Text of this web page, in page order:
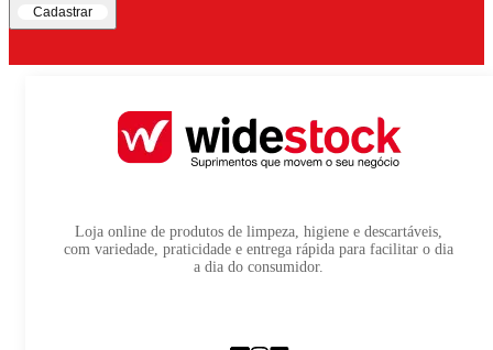
Cadastrar
Loja online de produtos de limpeza, higiene e descartáveis,
com variedade, praticidade e entrega rápida para facilitar o dia
a dia do consumidor.